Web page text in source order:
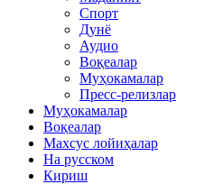
Спорт
Дунё
Аудио
Воқеалар
Муҳокамалар
Пресс-релизлар
Муҳокамалар
Воқеалар
Махсус лойиҳалар
На русском
Кириш